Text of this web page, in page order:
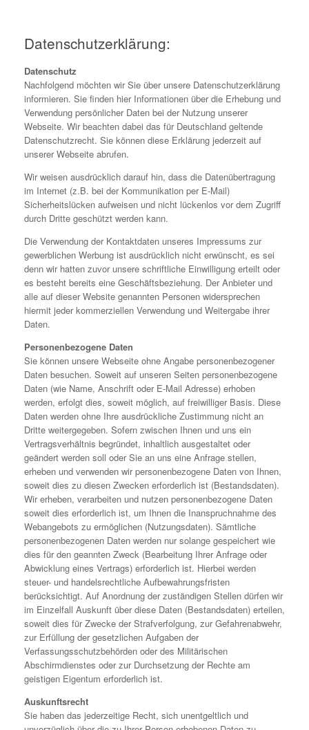
Datenschutzerklärung:
Datenschutz
Nachfolgend möchten wir Sie über unsere Datenschutzerklärung
informieren. Sie finden hier Informationen über die Erhebung und
Verwendung persönlicher Daten bei der Nutzung unserer
Webseite. Wir beachten dabei das für Deutschland geltende
Datenschutzrecht. Sie können diese Erklärung jederzeit auf
unserer Webseite abrufen.
Wir weisen ausdrücklich darauf hin, dass die Datenübertragung
im Internet (z.B. bei der Kommunikation per E-Mail)
Sicherheitslücken aufweisen und nicht lückenlos vor dem Zugriff
durch Dritte geschützt werden kann.
Die Verwendung der Kontaktdaten unseres Impressums zur
gewerblichen Werbung ist ausdrücklich nicht erwünscht, es sei
denn wir hatten zuvor unsere schriftliche Einwilligung erteilt oder
es besteht bereits eine Geschäftsbeziehung. Der Anbieter und
alle auf dieser Website genannten Personen widersprechen
hiermit jeder kommerziellen Verwendung und Weitergabe ihrer
Daten.
Personenbezogene Daten
Sie können unsere Webseite ohne Angabe personenbezogener
Daten besuchen. Soweit auf unseren Seiten personenbezogene
Daten (wie Name, Anschrift oder E-Mail Adresse) erhoben
werden, erfolgt dies, soweit möglich, auf freiwilliger Basis. Diese
Daten werden ohne Ihre ausdrückliche Zustimmung nicht an
Dritte weitergegeben. Sofern zwischen Ihnen und uns ein
Vertragsverhältnis begründet, inhaltlich ausgestaltet oder
geändert werden soll oder Sie an uns eine Anfrage stellen,
erheben und verwenden wir personenbezogene Daten von Ihnen,
soweit dies zu diesen Zwecken erforderlich ist (Bestandsdaten).
Wir erheben, verarbeiten und nutzen personenbezogene Daten
soweit dies erforderlich ist, um Ihnen die Inanspruchnahme des
Webangebots zu ermöglichen (Nutzungsdaten). Sämtliche
personenbezogenen Daten werden nur solange gespeichert wie
dies für den geannten Zweck (Bearbeitung Ihrer Anfrage oder
Abwicklung eines Vertrags) erforderlich ist. Hierbei werden
steuer- und handelsrechtliche Aufbewahrungsfristen
berücksichtigt. Auf Anordnung der zuständigen Stellen dürfen wir
im Einzelfall Auskunft über diese Daten (Bestandsdaten) erteilen,
soweit dies für Zwecke der Strafverfolgung, zur Gefahrenabwehr,
zur Erfüllung der gesetzlichen Aufgaben der
Verfassungsschutzbehörden oder des Militärischen
Abschirmdienstes oder zur Durchsetzung der Rechte am
geistigen Eigentum erforderlich ist.
Auskunftsrecht
Sie haben das jederzeitige Recht, sich unentgeltlich und